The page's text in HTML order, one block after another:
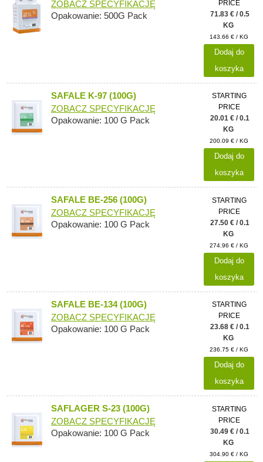
ZOBACZ SPECYFIKACJĘ
Opakowanie: 500G Pack
PRICE
71.83 € / 0.5
KG
143.66 € / KG
Dodaj do
koszyka
SAFALE K-97 (100G)
ZOBACZ SPECYFIKACJĘ
Opakowanie: 100 G Pack
STARTING
PRICE
20.01 € / 0.1
KG
200.09 € / KG
Dodaj do
koszyka
SAFALE BE-256 (100G)
ZOBACZ SPECYFIKACJĘ
Opakowanie: 100 G Pack
STARTING
PRICE
27.50 € / 0.1
KG
274.96 € / KG
Dodaj do
koszyka
SAFALE BE-134 (100G)
ZOBACZ SPECYFIKACJĘ
Opakowanie: 100 G Pack
STARTING
PRICE
23.68 € / 0.1
KG
236.75 € / KG
Dodaj do
koszyka
SAFLAGER S-23 (100G)
ZOBACZ SPECYFIKACJĘ
Opakowanie: 100 G Pack
STARTING
PRICE
30.49 € / 0.1
KG
304.90 € / KG